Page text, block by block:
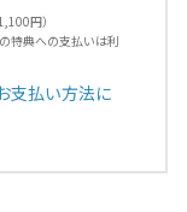
円）
特典への支払いは利
支払い方法に